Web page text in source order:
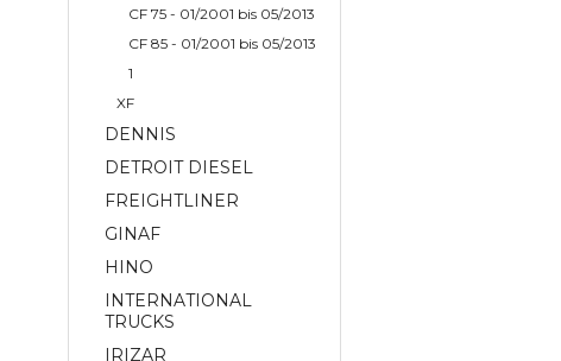
CF 75 - 01/2001 bis 05/2013
CF 85 - 01/2001 bis 05/2013
1
XF
DENNIS
DETROIT DIESEL
FREIGHTLINER
GINAF
HINO
INTERNATIONAL
TRUCKS
IRIZAR